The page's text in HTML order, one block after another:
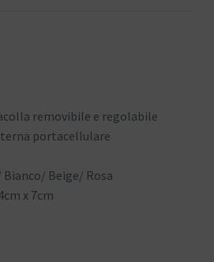
removibile e regolabile
portacellulare
Beige/ Rosa
x 7cm